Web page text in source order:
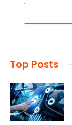
Top Posts